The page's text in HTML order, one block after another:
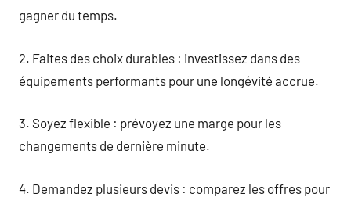
gagner du temps.
2. Faites des choix durables : investissez dans des
équipements performants pour une longévité accrue.
3. Soyez flexible : prévoyez une marge pour les
changements de dernière minute.
4. Demandez plusieurs devis : comparez les offres pour